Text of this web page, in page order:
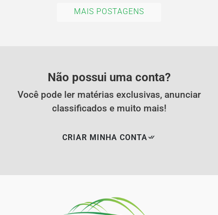
MAIS POSTAGENS
Não possui uma conta?
Você pode ler matérias exclusivas, anunciar
classificados e muito mais!
CRIAR MINHA CONTA